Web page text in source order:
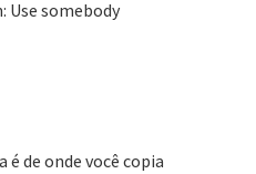
Use somebody
é de onde você copia